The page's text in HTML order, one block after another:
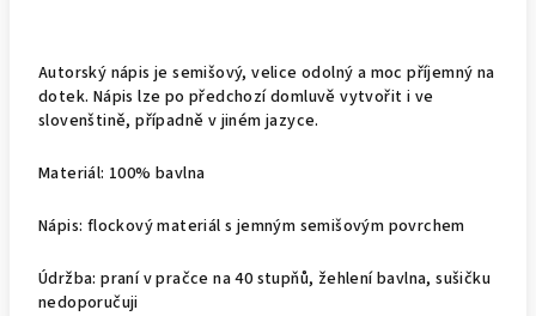
Autorský nápis je semišový, velice odolný a moc příjemný na
dotek. Nápis lze po předchozí domluvě vytvořit i ve
slovenštině, případně v jiném jazyce.
Materiál: 100% bavlna
Nápis: flockový materiál s jemným semišovým povrchem
Údržba: praní v pračce na 40 stupňů, žehlení bavlna, sušičku
nedoporučuji